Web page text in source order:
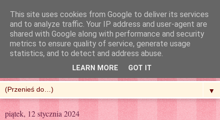
R'n'G Kitchen
▼
piątek, 12 stycznia 2024
This site uses cookies from Google to deliver its services
and to analyze traffic. Your IP address and user-agent are
shared with Google along with performance and security
metrics to ensure quality of service, generate usage
statistics, and to detect and address abuse.
LEARN MORE GOT IT